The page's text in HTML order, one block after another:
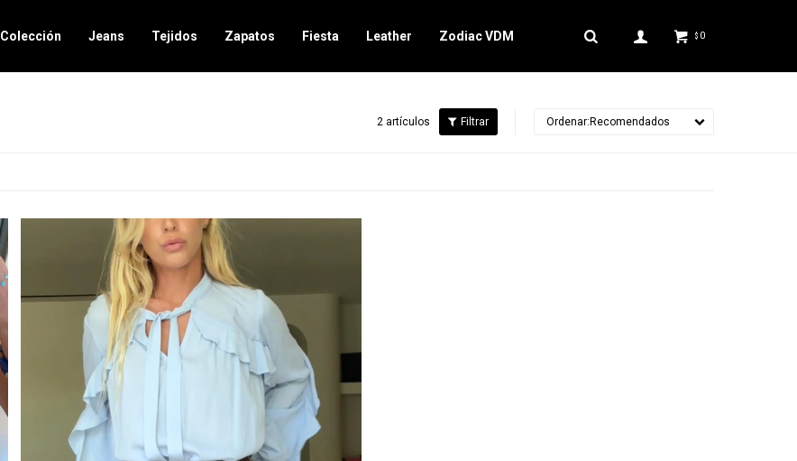
Colección Jeans Tejidos Zapatos Fiesta Leather Zodiac VDM $ 0
2 artículos Recomendados